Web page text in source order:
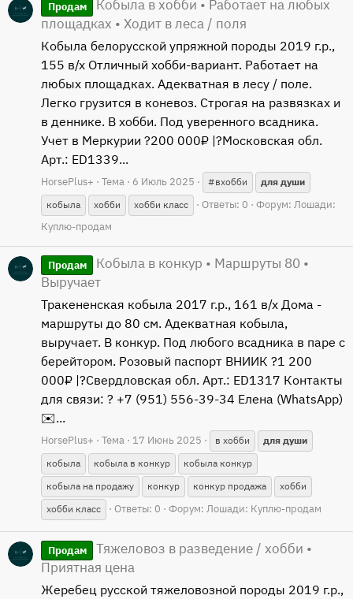
Продам
Кобыла в хобби • Работает на любых
площадках • Ходит в леса / поля
Кобыла белорусской упряжной породы 2019 г.р.,
155 в/х Отличный хобби-вариант. Работает на
любых площадках. Адекватная в лесу / поле.
Легко грузится в коневоз. Строгая на развязках и
в деннике. В хобби. Под уверенного всадника.
Учет в Меркурии ?200 000₽ |?Московская обл.
Арт.: ED1339...
HorsePlus+ Тема 6 Июль 2025 #вхобби для души
кобыла
хобби хобби класс Ответы: 0 Форум: Лошади:
Куплю-продам
Продам
Кобыла в конкур • Маршруты 80 •
Выручает
Тракененская кобыла 2017 г.р., 161 в/х Дома -
маршруты до 80 см. Адекватная кобыла,
выручает. В конкур. Под любого всадника в паре с
берейтором. Розовый паспорт ВНИИК ?1 200
000₽ |?Свердловская обл. Арт.: ED1317 Контакты
для связи: ? +7 (951) 556-39-34 Елена (WhatsApp)
✉️...
HorsePlus+ Тема 17 Июнь 2025 в хобби для души
кобыла
кобыла в конкур
кобыла конкур
кобыла на продажу
конкур конкур продажа
хобби
хобби класс
Ответы: 0 Форум: Лошади: Куплю-продам
Продам
Тяжеловоз в разведение / хобби •
Приятная цена
Жеребец русской тяжеловозной породы 2019 г.р.,